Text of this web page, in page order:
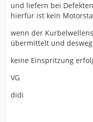
und liefern bei
hierfür ist kein
wenn der
übermittelt und
keine Einspritzung
VG
didi